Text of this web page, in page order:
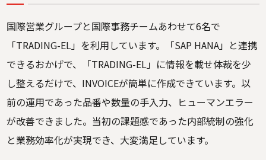
国際営業グループと国際事務チームあわせて6名で
「TRADING-EL」を利用しています。「SAP HANA」と連携
できるおかげで、「TRADING-EL」に情報を載せ体裁を少
し整えるだけで、INVOICEが簡単に作成できています。以
前の運用であった品番や数量の手入力、ヒューマンエラー
が改善できました。当初の課題感であった内部統制の強化
と業務効率化が実現でき、大変満足しています。